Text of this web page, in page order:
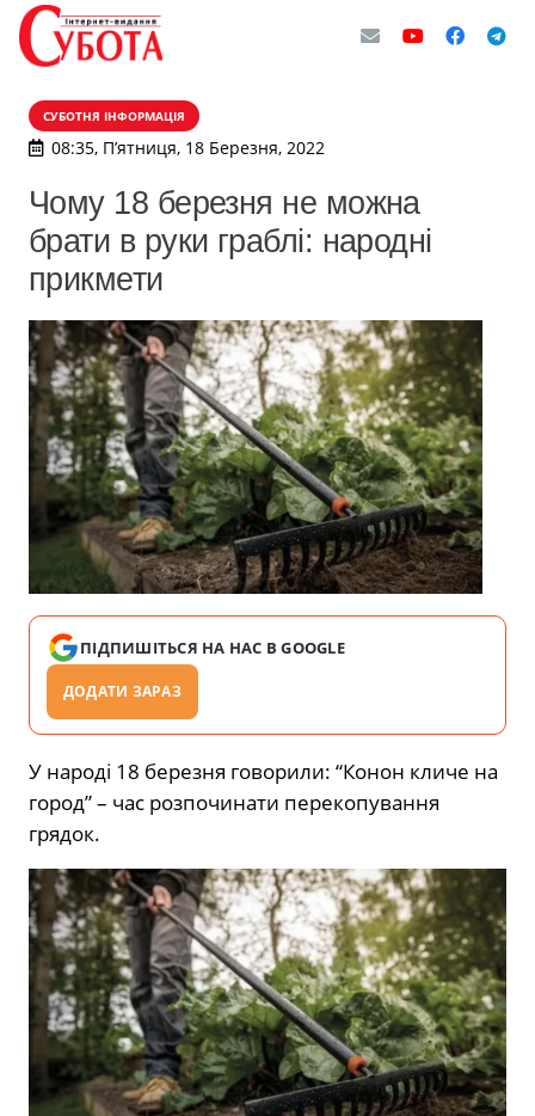
СУБОТНЯ ІНФОРМАЦІЯ
08:35, П’ятниця, 18 Березня, 2022
Чому 18 березня не можна
брати в руки граблі: народні
прикмети
ПІДПИШІТЬСЯ НА НАС В GOOGLE
ДОДАТИ ЗАРАЗ
У народі 18 березня говорили: “Конон кличе на
город” – час розпочинати перекопування
грядок.